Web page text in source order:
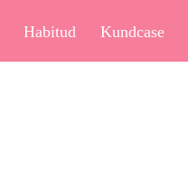
Habitud Kundcase